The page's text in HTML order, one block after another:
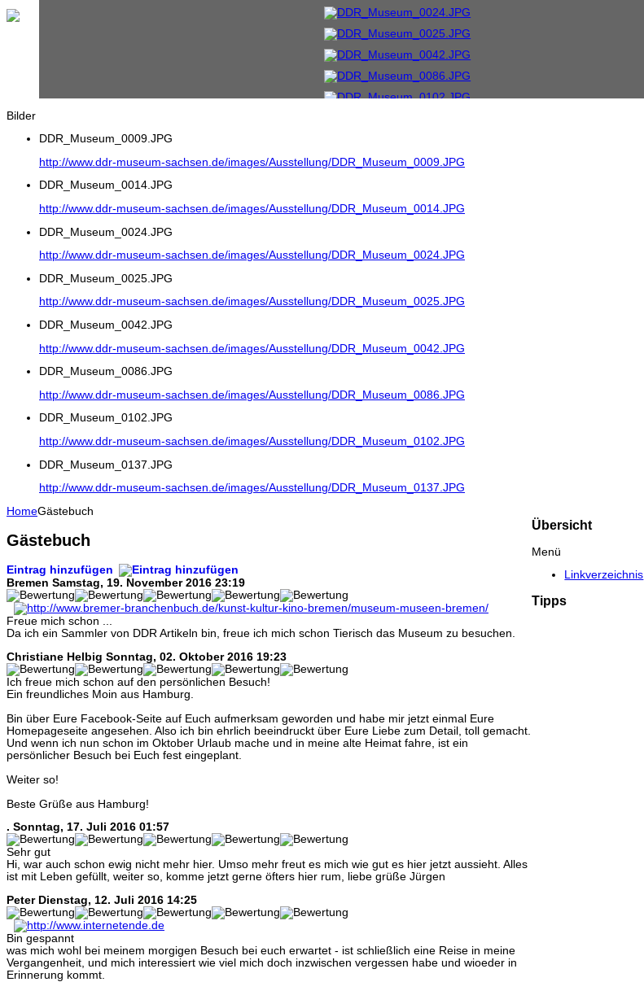
Bilder
DDR_Museum_0009.JPG
http://www.ddr-museum-sachsen.de/images/Ausstellung/DDR_Museum_0009.JPG
DDR_Museum_0014.JPG
http://www.ddr-museum-sachsen.de/images/Ausstellung/DDR_Museum_0014.JPG
DDR_Museum_0024.JPG
http://www.ddr-museum-sachsen.de/images/Ausstellung/DDR_Museum_0024.JPG
DDR_Museum_0025.JPG
http://www.ddr-museum-sachsen.de/images/Ausstellung/DDR_Museum_0025.JPG
DDR_Museum_0042.JPG
http://www.ddr-museum-sachsen.de/images/Ausstellung/DDR_Museum_0042.JPG
DDR_Museum_0086.JPG
http://www.ddr-museum-sachsen.de/images/Ausstellung/DDR_Museum_0086.JPG
DDR_Museum_0102.JPG
http://www.ddr-museum-sachsen.de/images/Ausstellung/DDR_Museum_0102.JPG
DDR_Museum_0137.JPG
http://www.ddr-museum-sachsen.de/images/Ausstellung/DDR_Museum_0137.JPG
HomeGästebuch
Gästebuch
Eintrag hinzufügen
Bremen Samstag, 19. November 2016 23:19
Freue mich schon ...
Da ich ein Sammler von DDR Artikeln bin, freue ich mich schon Tierisch das Museum zu besuchen.
Christiane Helbig Sonntag, 02. Oktober 2016 19:23
Ich freue mich schon auf den persönlichen Besuch!
Ein freundliches Moin aus Hamburg.
Bin über Eure Facebook-Seite auf Euch aufmerksam geworden und habe mir jetzt einmal Eure
Homepageseite angesehen. Also ich bin ehrlich beeindruckt über Eure Liebe zum Detail, toll gemacht.
Und wenn ich nun schon im Oktober Urlaub mache und in meine alte Heimat fahre, ist ein
persönlicher Besuch bei Euch fest eingeplant.
Weiter so!
Beste Grüße aus Hamburg!
. Sonntag, 17. Juli 2016 01:57
Sehr gut
Hi, war auch schon ewig nicht mehr hier. Umso mehr freut es mich wie gut es hier jetzt aussieht. Alles
ist mit Leben gefüllt, weiter so, komme jetzt gerne öfters hier rum, liebe grüße Jürgen
Peter Dienstag, 12. Juli 2016 14:25
Bin gespannt
was mich wohl bei meinem morgigen Besuch bei euch erwartet - ist schließlich eine Reise in meine
Vergangenheit, und mich interessiert wie viel mich doch inzwischen vergessen habe und wioeder in
Erinnerung kommt.
Übersicht
Menü
Linkverzeichnis
Tipps